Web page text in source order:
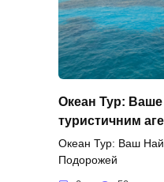
Океан Тур: Ваше
туристичним
Океан Тур: Ваш
Подорожей